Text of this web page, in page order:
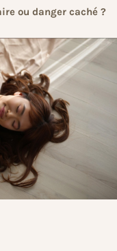
ou danger caché ?